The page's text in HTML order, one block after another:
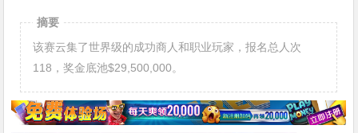
摘要
该赛云集了世界级的成功商人和职业玩家，报名总人次
118，奖金底池$29,500,000。